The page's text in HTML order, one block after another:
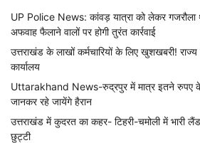
UP Police News: कांवड़ यात्रा को लेकर गजरौला
अफवाह फैलाने वालों पर होगी तुरंत कार्रवाई
उत्तराखंड के लाखों कर्मचारियों के लिए खुशखबरी!
कार्यालय
Uttarakhand News-रुद्रपुर में मात्र इतने रुपए के
जानकर रहे जायेंगे हैरान
उत्तराखंड में कुदरत का कहर- टिहरी-चमोली में भारी
छुट्टी